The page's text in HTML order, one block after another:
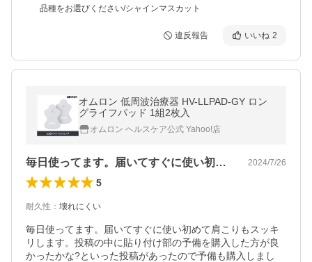
品種をお選びください/シャインマスカット
違反報告 いいね 2
オムロン 低周波治療器 HV-LLPAD-GY ロン
グライフパッド 1組2枚入
オムロン ヘルスケア公式 Yahoo!店
毎日使ってます。届いてすぐに使い初めて… 2024/7/26
5
耐久性 ： 壊れにくい
毎日使ってます。届いてすぐに使い初めて肩こりもスッキ
リします。投稿の中に貼り付け部の予備を購入した方が良
かったかな?といった投稿があったので予備も購入しまし